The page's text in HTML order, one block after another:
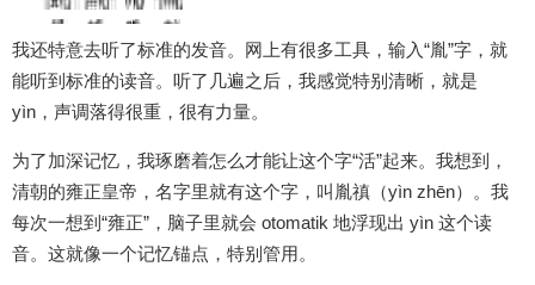
我还特意去听了标准的发音。网上有很多工具，输入“胤”字，就
能听到标准的读音。听了几遍之后，我感觉特别清晰，就是
yìn，声调落得很重，很有力量。
为了加深记忆，我琢磨着怎么才能让这个字“活”起来。我想到，
清朝的雍正皇帝，名字里就有这个字，叫胤禛（yìn zhēn）。我
每次一想到“雍正”，脑子里就会 otomatik 地浮现出 yìn 这个读
音。这就像一个记忆锚点，特别管用。